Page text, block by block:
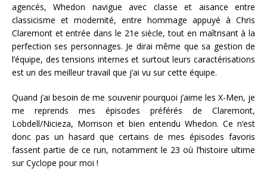
agencés, Whedon navigue avec classe et aisance entre
classicisme et modernité, entre hommage appuyé à Chris
Claremont et entrée dans le 21e siècle, tout en maîtrisant à la
perfection ses personnages. Je dirai même que sa gestion de
l’équipe, des tensions internes et surtout leurs caractérisations
est un des meilleur travail que j’ai vu sur cette équipe.
Quand j’ai besoin de me souvenir pourquoi j’aime les X-Men, je
me reprends mes épisodes préférés de Claremont,
Lobdell/Nicieza, Morrison et bien entendu Whedon. Ce n’est
donc pas un hasard que certains de mes épisodes favoris
fassent partie de ce run, notamment le 23 où l’histoire ultime
sur Cyclope pour moi !